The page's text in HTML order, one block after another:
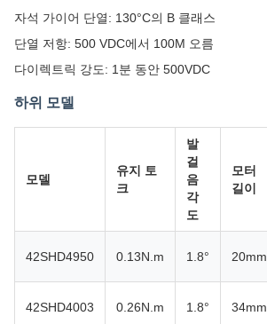
자석 가이어 단열: 130°C의 B 클래스
단열 저항: 500 VDC에서 100M 오름
다이렉트릭 강도: 1분 동안 500VDC
하위 모델
모델
유지 토
크
발
걸
음
각
도
모터
길이
42SHD4950 0.13N.m 1.8° 20mm
42SHD4003 0.26N.m 1.8° 34mm